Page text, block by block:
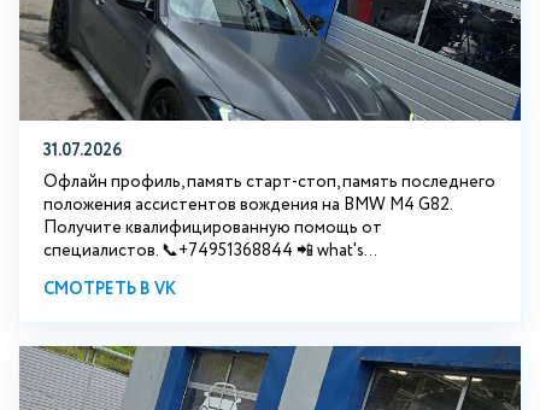
31.07.2026
Офлайн профиль, память старт-стоп, память последнего
положения ассистентов вождения на BMW М4 G82.
Получите квалифицированную помощь от
специалистов. 📞+74951368844 📲 what's...
СМОТРЕТЬ В VK